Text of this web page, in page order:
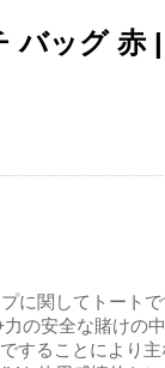
バッグ
に関してトート
の安全な賭けの
することにより